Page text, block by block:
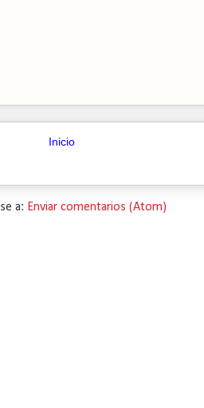
Inicio
a: Enviar comentarios (Atom)